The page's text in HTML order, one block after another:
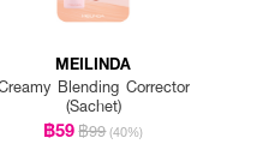
MEILINDA
Blending Corrector
(Sachet)
฿59฿99 (40%)